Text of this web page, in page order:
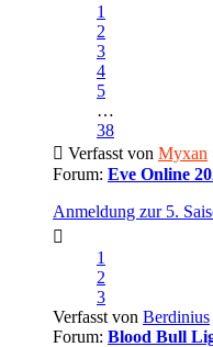
1
2
3
4
5
…
38
Verfasst von Myxan
Forum: Eve Online
Anmeldung zur 5.
1
2
3
Verfasst von Berdinius
Forum: Blood Bull